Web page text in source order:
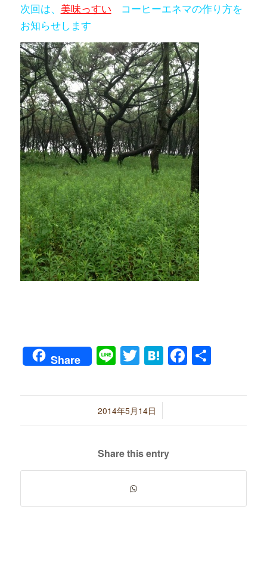
次回は、 美味っすい
コーヒーエネマの作り方を
お知らせします
Share LineTwitter
Hatena共
2014年5月14日
/
Share this entry